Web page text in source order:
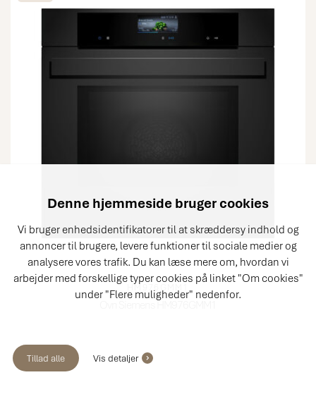
Denne hjemmeside bruger cookies
Vi bruger enhedsidentifikatorer til at skræddersy indhold og
annoncer til brugere, levere funktioner til sociale medier og
analysere vores trafik. Du kan læse mere om, hvordan vi
arbejder med forskellige typer cookies på linket "Om cookies"
under "Flere muligheder" nedenfor.
Tillad alle Vis detaljer
HM976GMM1
Ovn Siemens HM976GMM1
Bedre